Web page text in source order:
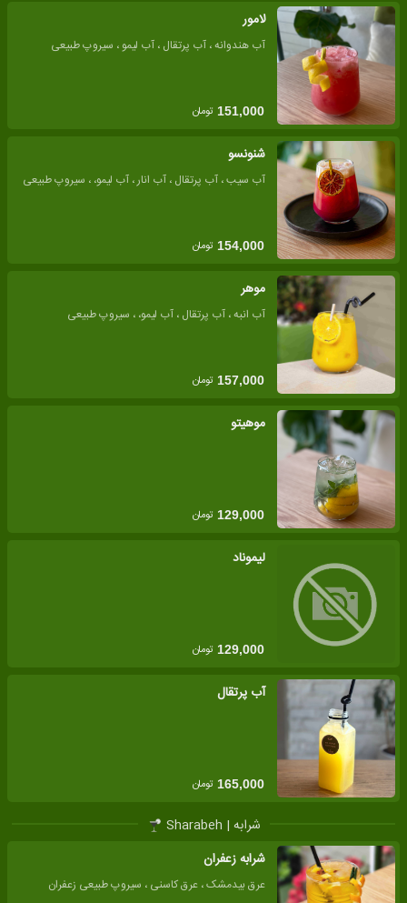
لامور
آب هندوانه ، آب پرتقال ، آب لیمو ، سیروپ طبیعی
151,000 تومان
شنونسو
آب سیب ، آب پرتقال ، آب انار ، آب لیمو، ، سیروپ طبیعی
154,000 تومان
موهر
آب انبه ، آب پرتقال ، آب لیمو، ، سیروپ طبیعی
157,000 تومان
موهیتو
129,000 تومان
لیموناد
129,000 تومان
آب پرتقال
165,000 تومان
شرابه | Sharabeh
شرابه زعفران
عرق بیدمشک ، عرق کاسنی ، سیروپ طبیعی زعفران